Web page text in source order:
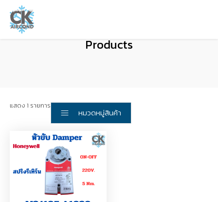
Products
แสดง 1 รายการ
หมวดหมู่สินค้า